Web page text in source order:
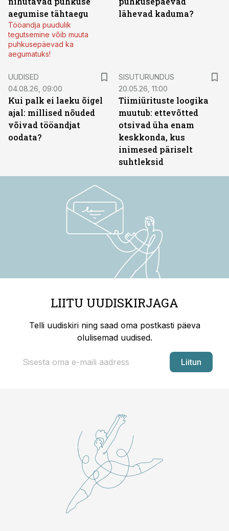
aegumise tähtaegu
Tööandja puudulik
tegutsemine võib muuta
puhkusepäevad ka
aegumatuks!
lähevad kaduma?
UUDISED
04.08.26, 09:00
Kui palk ei laeku õigel
ajal: millised nõuded
võivad tööandjat
oodata?
SISUTURUNDUS
20.05.26, 11:00
Tiimiürituste loogika
muutub: ettevõtted
otsivad üha enam
keskkonda, kus
inimesed päriselt
suhtleksid
LIITU UUDISKIRJAGA
Telli uudiskiri ning saad oma postkasti päeva
olulisemad uudised.
Liitun